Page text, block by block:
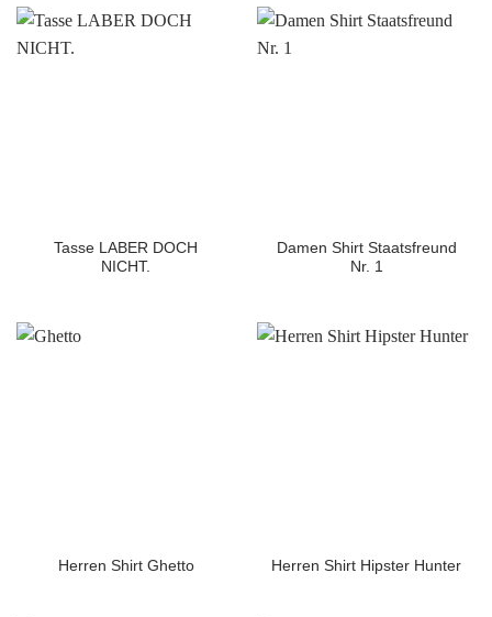
Tasse LABER DOCH
NICHT.
Damen Shirt Staatsfreund
Nr. 1
Herren Shirt Ghetto Herren Shirt Hipster Hunter